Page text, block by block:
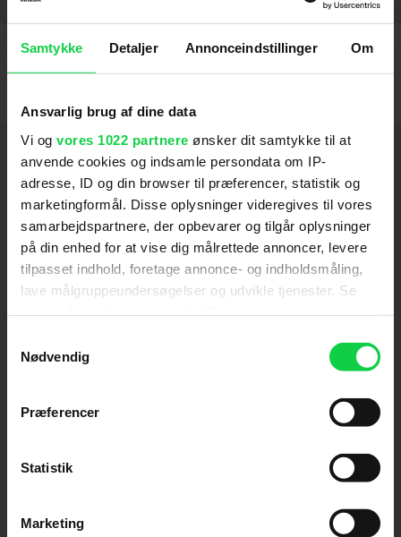
Samtykke Detaljer Annonceindstillinger Om
Ansvarlig brug af dine data
Vi og vores 1022 partnere ønsker dit samtykke til at
anvende cookies og indsamle persondata om IP-
adresse, ID og din browser til præferencer, statistik og
marketingformål. Disse oplysninger videregives til vores
samarbejdspartnere, der opbevarer og tilgår oplysninger
på din enhed for at vise dig målrettede annoncer, levere
tilpasset indhold, foretage annonce- og indholdsmåling,
lave målgruppeundersøgelser og udvikle tjenester. Se
tilbage eller ændre indstillinger fra vores
"Cookiedeklaration", eller ved at trykke på "Privacy
Indsamle præcise oplysninger om din placering,
Identificere din enhed baseret på en scanning af
dens unikke karakteristika (fingerprinting)
Nødvendig
Præferencer
Statistik
Marketing
Hold dig opdateret
Send
Ved tilmelding accepterer jeg samtidig
Kino.dks Markedsføringssamtykke